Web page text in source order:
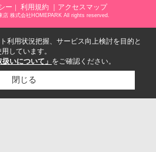
ー ｜ 利用規約 ｜アクセスマップ
店 株式会社HOMEPARK All rights reserved.
利用状況把握、サービス向上検討を目的と
しています。
扱いについて」 をご確認ください。
閉じる